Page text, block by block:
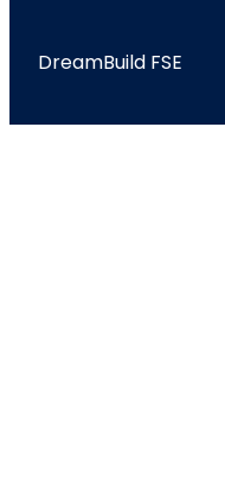
DreamBuild FSE